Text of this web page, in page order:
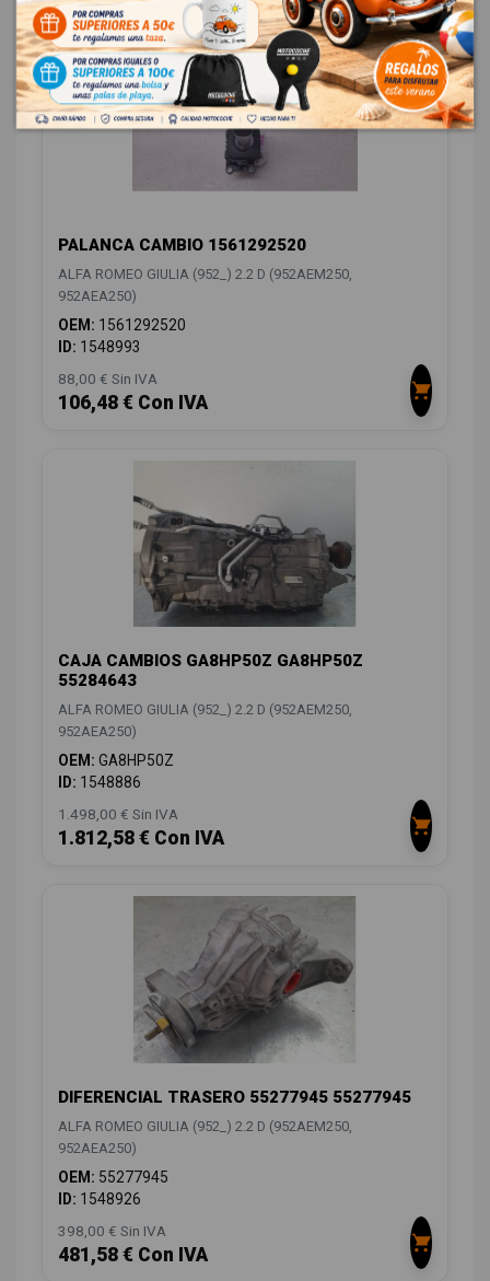
PALANCA CAMBIO 1561292520
ALFA ROMEO GIULIA (952_) 2.2 D (952AEM250,
952AEA250)
OEM: 1561292520
ID: 1548993
88,00 € Sin IVA
106,48 € Con IVA
CAJA CAMBIOS GA8HP50Z GA8HP50Z
55284643
ALFA ROMEO GIULIA (952_) 2.2 D (952AEM250,
952AEA250)
OEM: GA8HP50Z
ID: 1548886
1.498,00 € Sin IVA
1.812,58 € Con IVA
DIFERENCIAL TRASERO 55277945 55277945
ALFA ROMEO GIULIA (952_) 2.2 D (952AEM250,
952AEA250)
OEM: 55277945
ID: 1548926
398,00 € Sin IVA
481,58 € Con IVA